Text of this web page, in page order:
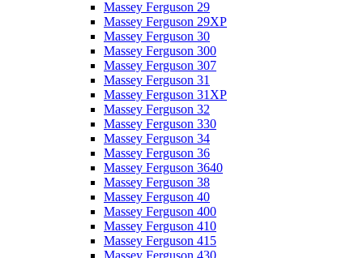
Massey Ferguson 29
Massey Ferguson 29XP
Massey Ferguson 30
Massey Ferguson 300
Massey Ferguson 307
Massey Ferguson 31
Massey Ferguson 31XP
Massey Ferguson 32
Massey Ferguson 330
Massey Ferguson 34
Massey Ferguson 36
Massey Ferguson 3640
Massey Ferguson 38
Massey Ferguson 40
Massey Ferguson 400
Massey Ferguson 410
Massey Ferguson 415
Massey Ferguson 430